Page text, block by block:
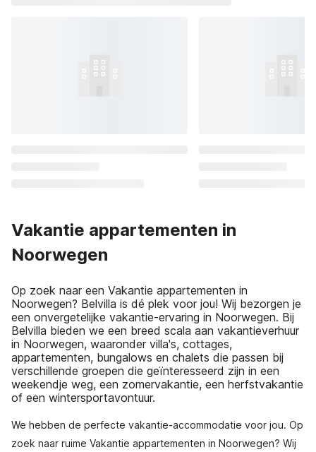
Vakantie appartementen in
Noorwegen
Op zoek naar een Vakantie appartementen in
Noorwegen? Belvilla is dé plek voor jou! Wij bezorgen je
een onvergetelijke vakantie-ervaring in Noorwegen. Bij
Belvilla bieden we een breed scala aan vakantieverhuur
in Noorwegen, waaronder villa's, cottages,
appartementen, bungalows en chalets die passen bij
verschillende groepen die geïnteresseerd zijn in een
weekendje weg, een zomervakantie, een herfstvakantie
of een wintersportavontuur.
We hebben de perfecte vakantie-accommodatie voor jou. Op
zoek naar ruime Vakantie appartementen in Noorwegen? Wij